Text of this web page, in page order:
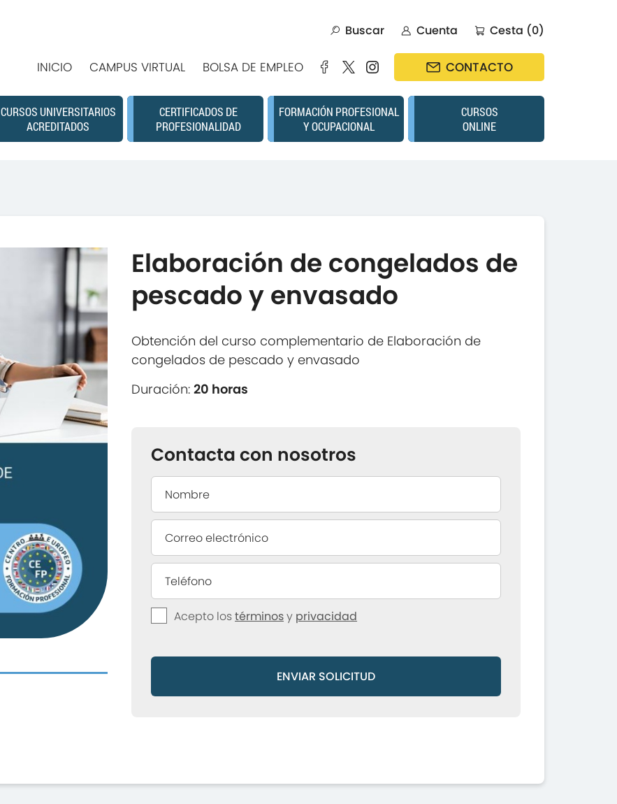
Buscar Cuenta Cesta (0)
INICIO CAMPUS VIRTUAL BOLSA DE EMPLEO CONTACTO
CURSOS UNIVERSITARIOS
ACREDITADOS
CERTIFICADOS DE
PROFESIONALIDAD
FORMACIÓN PROFESIONAL
Y OCUPACIONAL
CURSOS
ONLINE
Elaboración de congelados de
pescado y envasado
Obtención del curso complementario de Elaboración de
congelados de pescado y envasado
Duración:20 horas
Contacta con nosotros
Acepto lostérminosy privacidad
ENVIAR SOLICITUD